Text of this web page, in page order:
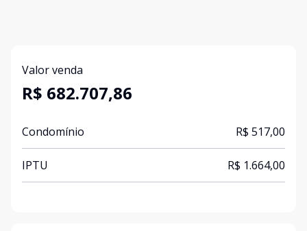
Valor venda
R$ 682.707,86
Condomínio R$ 517,00
IPTU R$ 1.664,00